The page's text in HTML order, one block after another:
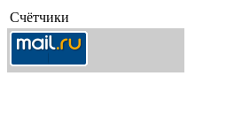
Счётчики